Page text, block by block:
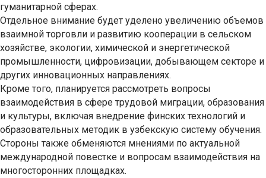
гуманитарной сферах.
Отдельное внимание будет уделено увеличению объемов
взаимной торговли и развитию кооперации в сельском
хозяйстве, экологии, химической и энергетической
промышленности, цифровизации, добывающем секторе и
других инновационных направлениях.
Кроме того, планируется рассмотреть вопросы
взаимодействия в сфере трудовой миграции, образования
и культуры, включая внедрение финских технологий и
образовательных методик в узбекскую систему обучения.
Стороны также обменяются мнениями по актуальной
международной повестке и вопросам взаимодействия на
многосторонних площадках.